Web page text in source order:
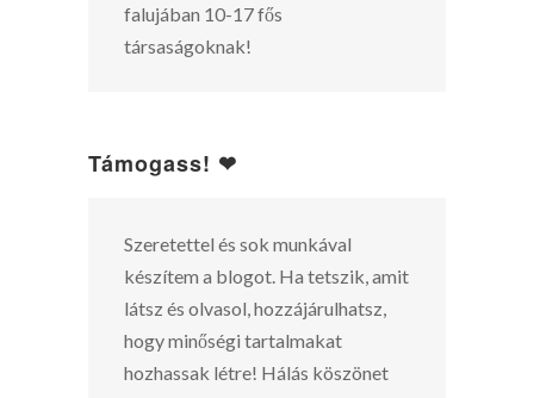
falujában 10-17 fős
társaságoknak!
Támogass! ❤
Szeretettel és sok munkával
készítem a blogot. Ha tetszik, amit
látsz és olvasol, hozzájárulhatsz,
hogy minőségi tartalmakat
hozhassak létre! Hálás köszönet